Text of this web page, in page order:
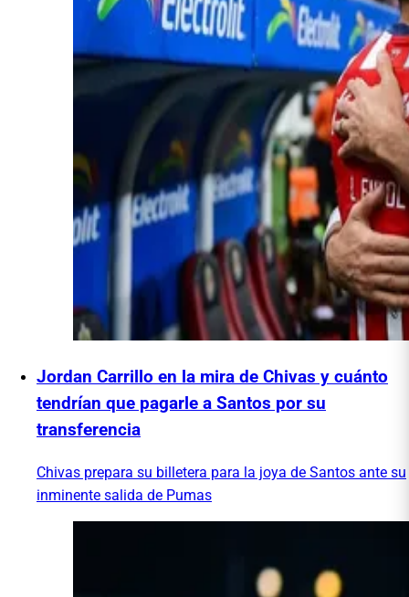
Jordan Carrillo en la mira de Chivas y cuánto
tendrían que pagarle a Santos por su
transferencia
Chivas prepara su billetera para la joya de Santos ante su
inminente salida de Pumas